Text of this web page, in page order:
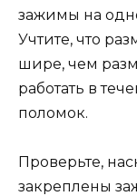
зажимы на
Учтите, что
шире, чем
работать в
поломок.
Проверьте,
закреплены